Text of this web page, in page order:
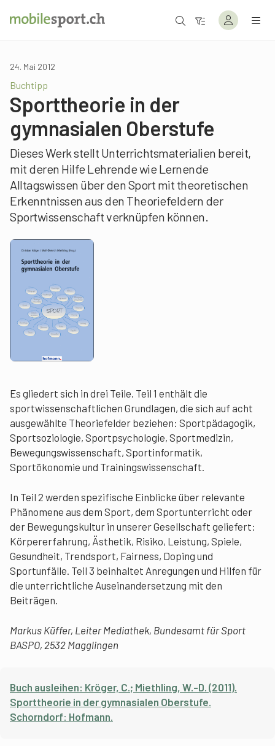
24. Mai 2012
Buchtipp
Sporttheorie in der
gymnasialen Oberstufe
Dieses Werk stellt Unterrichtsmaterialien bereit,
mit deren Hilfe Lehrende wie Lernende
Alltagswissen über den Sport mit theoretischen
Erkenntnissen aus den Theoriefeldern der
Sportwissenschaft verknüpfen können.
Es gliedert sich in drei Teile. Teil 1 enthält die
sportwissenschaftlichen Grundlagen, die sich auf acht
ausgewählte Theoriefelder beziehen: Sportpädagogik,
Sportsoziologie, Sportpsychologie, Sportmedizin,
Bewegungswissenschaft, Sportinformatik,
Sportökonomie und Trainingswissenschaft.
In Teil 2 werden spezifische Einblicke über relevante
Phänomene aus dem Sport, dem Sportunterricht oder
der Bewegungskultur in unserer Gesellschaft geliefert:
Körpererfahrung, Ästhetik, Risiko, Leistung, Spiele,
Gesundheit, Trendsport, Fairness, Doping und
Sportunfälle. Teil 3 beinhaltet Anregungen und Hilfen für
die unterrichtliche Auseinandersetzung mit den
Beiträgen.
Markus Küffer, Leiter Mediathek, Bundesamt für Sport
BASPO, 2532 Magglingen
Buch ausleihen: Kröger, C.; Miethling, W.-D. (2011).
Sporttheorie in der gymnasialen Oberstufe.
Schorndorf: Hofmann.